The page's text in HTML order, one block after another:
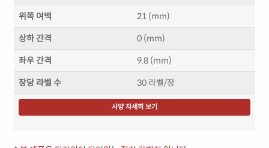
위쪽 여백 21 (mm)
상하 간격 0 (mm)
좌우 간격 9.8 (mm)
장당 라벨 수 30 라벨/장
사양 자세히 보기